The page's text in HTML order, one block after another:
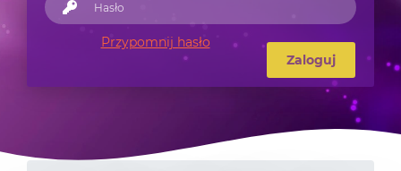
Przypomnij hasło
Zaloguj